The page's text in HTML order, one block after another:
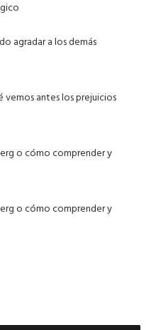
agradar a los demás
antes los prejuicios
o cómo comprender y
o cómo comprender y